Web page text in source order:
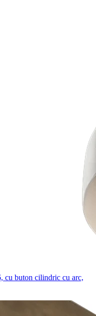
cu buton cilindric cu arc,